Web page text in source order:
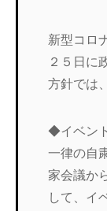
新型コロ
２５日に
方針では、
◆イベン
一律の自
家会議か
して、イ